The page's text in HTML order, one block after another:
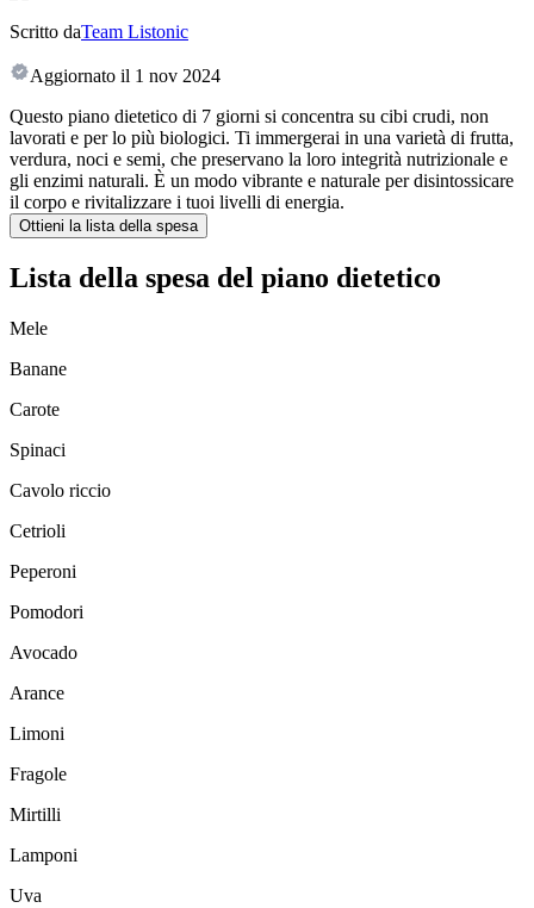
Scritto daTeam Listonic
Aggiornato il 1 nov 2024
Questo piano dietetico di 7 giorni si concentra su cibi crudi, non
lavorati e per lo più biologici. Ti immergerai in una varietà di frutta,
verdura, noci e semi, che preservano la loro integrità nutrizionale e
gli enzimi naturali. È un modo vibrante e naturale per disintossicare
il corpo e rivitalizzare i tuoi livelli di energia.
Ottieni la lista della spesa
Lista della spesa del piano dietetico
Mele
Banane
Carote
Spinaci
Cavolo riccio
Cetrioli
Peperoni
Pomodori
Avocado
Arance
Limoni
Fragole
Mirtilli
Lamponi
Uva